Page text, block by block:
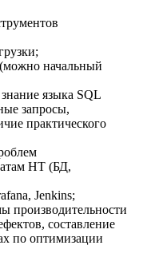
начальный
языка SQL
запросы,
практического
НТ (БД,
Jenkins;
производительности
составление
по оптимизации